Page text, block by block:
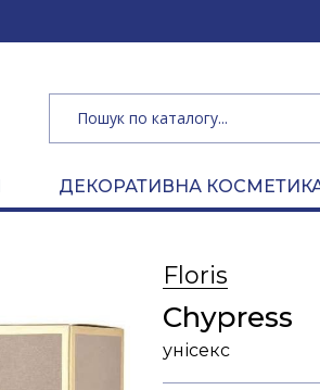
ДЕКОРАТИВНА
Floris
Chypress
унісекс